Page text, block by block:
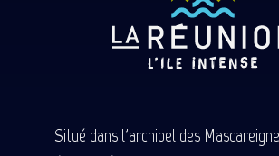
Situé dans l'archipel des